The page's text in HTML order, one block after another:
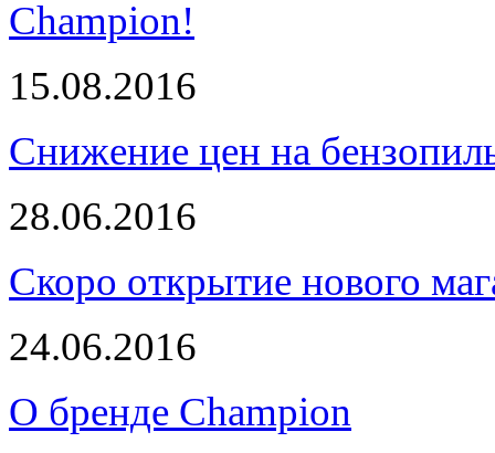
Champion!
15.08.2016
Снижение цен на
28.06.2016
Скоро открытие нового
24.06.2016
О бренде Champion